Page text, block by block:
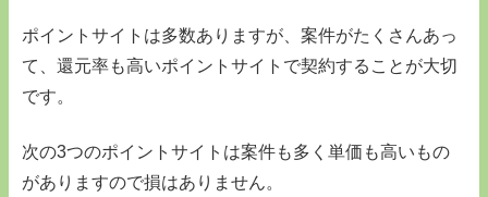
ポイントサイトは多数ありますが、案件がたくさんあっ
て、還元率も高いポイントサイトで契約することが大切
です。
次の3つのポイントサイトは案件も多く単価も高いもの
がありますので損はありません。